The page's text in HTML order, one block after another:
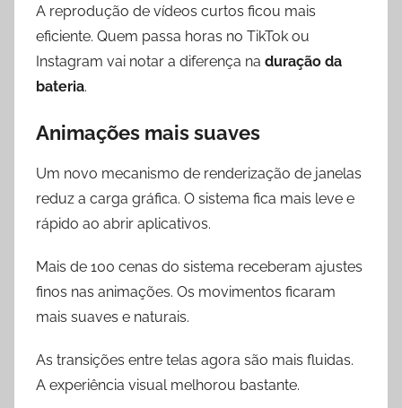
A reprodução de vídeos curtos ficou mais
eficiente. Quem passa horas no TikTok ou
Instagram vai notar a diferença na duração da
bateria.
Animações mais suaves
Um novo mecanismo de renderização de janelas
reduz a carga gráfica. O sistema fica mais leve e
rápido ao abrir aplicativos.
Mais de 100 cenas do sistema receberam ajustes
finos nas animações. Os movimentos ficaram
mais suaves e naturais.
As transições entre telas agora são mais fluidas.
A experiência visual melhorou bastante.